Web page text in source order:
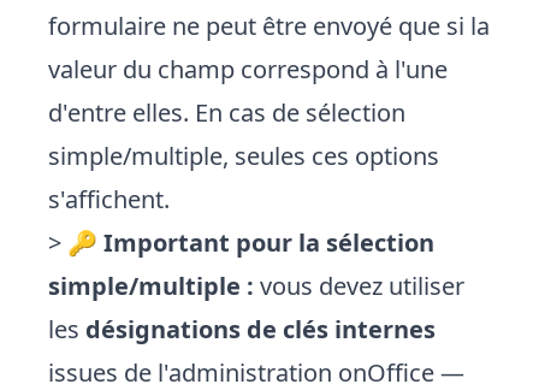
formulaire ne peut être envoyé que si la
valeur du champ correspond à l'une
d'entre elles. En cas de sélection
simple/multiple, seules ces options
s'affichent.
> 🔑 Important pour la sélection
simple/multiple : vous devez utiliser
les désignations de clés internes
issues de l'administration onOffice —